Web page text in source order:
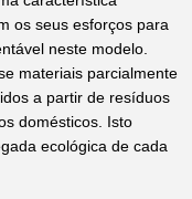
os seus esforços para
neste modelo.
materiais parcialmente
a partir de resíduos
domésticos. Isto
ecológica de cada